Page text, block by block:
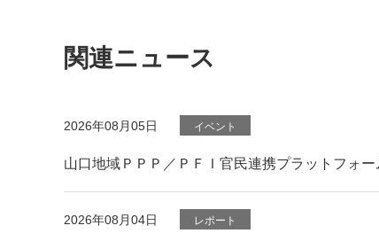
関連ニュース
2026年08月05日 イベント
山口地域ＰＰＰ／ＰＦＩ官民連携プラットフォ
2026年08月04日 レポート